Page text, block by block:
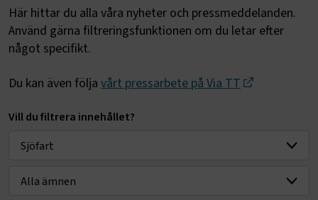
Här hittar du alla våra nyheter och pressmeddelanden.
Använd gärna filtreringsfunktionen om du letar efter
något specifikt.
Du kan även följa vårt pressarbete på Via TT
Vill du filtrera innehållet?
Välj bransch